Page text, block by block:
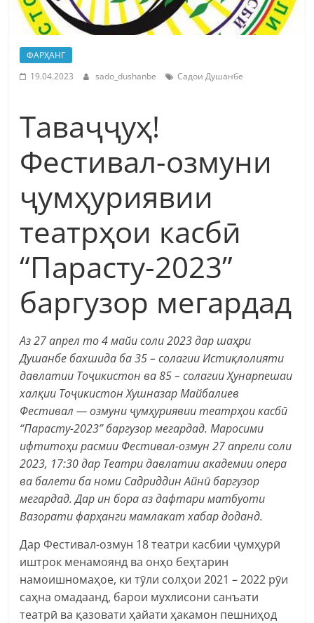
ФАРҲАНГ
19.04.2023
sado_dushanbe Садои Душанбе
Таваҷҷуҳ!
Фестивал-озмуни
ҷумҳуриявии
театрҳои касбӣ
“Парасту-2023”
баргузор мегардад
Аз 27 апрел то 4 майи соли 2023 дар шаҳри
Душанбе бахшида ба 35 – солагии Истиқлолияти
давлатии Тоҷикистон ва 85 – солагии Ҳунарпешаи
халқии Тоҷикистон Хушназар Майбалиев
Фестивал — озмуни ҷумҳуриявии театрҳои касбӣ
“Парасту-2023” баргузор мегардад. Маросими
ифтитоҳи расмии Фестивал-озмун 27 апрели соли
2023, 17:30 дар Театри давлатии академии опера
ва балети ба номи Садриддин Айнӣ баргузор
мегардад. Дар ин бора аз дафтари матбуоти
Вазорати фарҳанги мамлакат хабар доданд.
Дар Фестивал-озмун 18 театри касбии ҷумҳурӣ
иштрок менамоянд ва онҳо беҳтарин
намоишномаҳое, ки тӯли солҳои 2021 – 2022 рӯи
саҳна омадаанд, барои мухлисони санъати
театрӣ ва қазовати ҳайати ҳакамон пешниҳод